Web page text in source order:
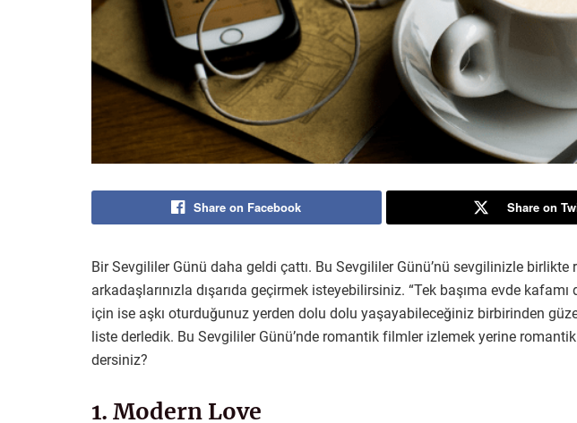
Share on Facebook Share on
Bir Sevgililer Günü daha geldi çattı. Bu Sevgililer Günü’nü sevgilinizle
arkadaşlarınızla dışarıda geçirmek isteyebilirsiniz. “Tek başıma evde
için ise aşkı oturduğunuz yerden dolu dolu yaşayabileceğiniz birbirinden
liste derledik. Bu Sevgililer Günü’nde romantik filmler izlemek yerine
dersiniz?
1. Modern Love